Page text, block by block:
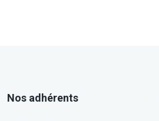
Nos adhérents